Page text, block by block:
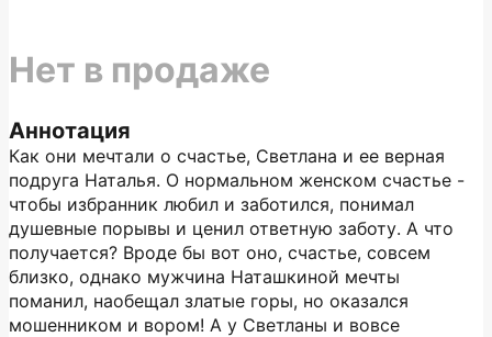
Аннотация
Как они мечтали о счастье, Светлана и ее верная
подруга Наталья. О нормальном женском счастье -
чтобы избранник любил и заботился, понимал
душевные порывы и ценил ответную заботу. А что
получается? Вроде бы вот оно, счастье, совсем
близко, однако мужчина Наташкиной мечты
поманил, наобещал златые горы, но оказался
мошенником и вором! А у Светланы и вовсе
Нет в продаже